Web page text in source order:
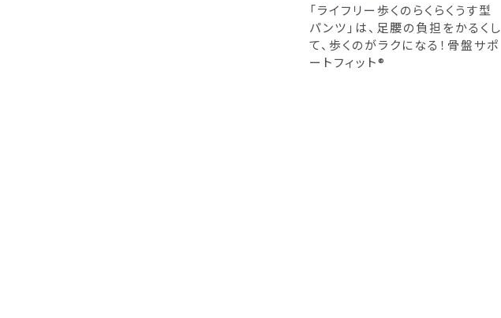
「ライフリー歩くのらくらくうす型
パンツ」は、足腰の負担をかるくし
て、歩くのがラクになる！骨盤サポ
ートフィット®